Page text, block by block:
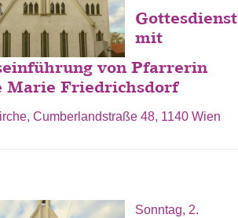
Gottesdienst
mit
von Pfarrerin
Marie Friedrichsdorf
Cumberlandstraße 48, 1140 Wien
Sonntag, 2.